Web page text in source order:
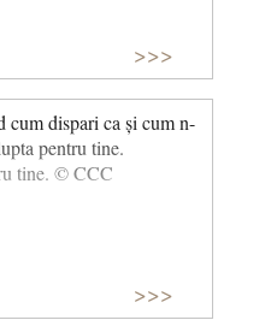
>>>
cum dispari ca și cum n-
pentru tine.
tine. © CCC
>>>